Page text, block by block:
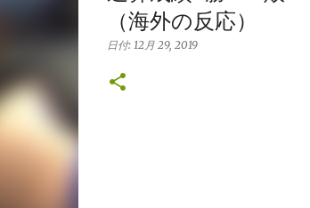
（海外の反応）
日付: 12月 29, 2019